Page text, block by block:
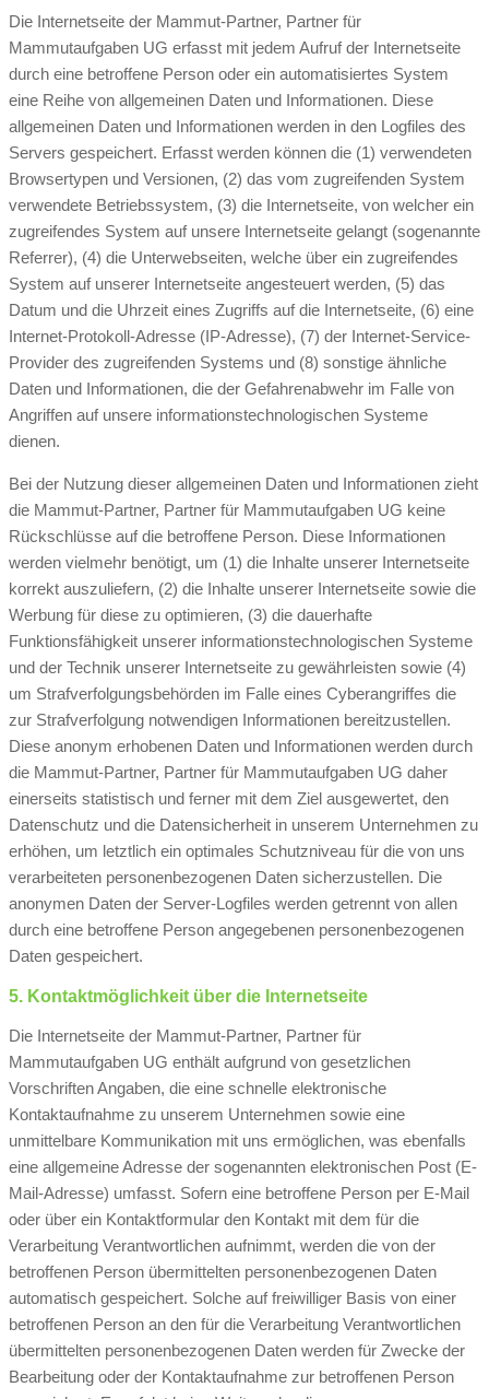
Die Internetseite der Mammut-Partner, Partner für
Mammutaufgaben UG erfasst mit jedem Aufruf der Internetseite
durch eine betroffene Person oder ein automatisiertes System
eine Reihe von allgemeinen Daten und Informationen. Diese
allgemeinen Daten und Informationen werden in den Logfiles des
Servers gespeichert. Erfasst werden können die (1) verwendeten
Browsertypen und Versionen, (2) das vom zugreifenden System
verwendete Betriebssystem, (3) die Internetseite, von welcher ein
zugreifendes System auf unsere Internetseite gelangt (sogenannte
Referrer), (4) die Unterwebseiten, welche über ein zugreifendes
System auf unserer Internetseite angesteuert werden, (5) das
Datum und die Uhrzeit eines Zugriffs auf die Internetseite, (6) eine
Internet-Protokoll-Adresse (IP-Adresse), (7) der Internet-Service-
Provider des zugreifenden Systems und (8) sonstige ähnliche
Daten und Informationen, die der Gefahrenabwehr im Falle von
Angriffen auf unsere informationstechnologischen Systeme
dienen.
Bei der Nutzung dieser allgemeinen Daten und Informationen zieht
die Mammut-Partner, Partner für Mammutaufgaben UG keine
Rückschlüsse auf die betroffene Person. Diese Informationen
werden vielmehr benötigt, um (1) die Inhalte unserer Internetseite
korrekt auszuliefern, (2) die Inhalte unserer Internetseite sowie die
Werbung für diese zu optimieren, (3) die dauerhafte
Funktionsfähigkeit unserer informationstechnologischen Systeme
und der Technik unserer Internetseite zu gewährleisten sowie (4)
um Strafverfolgungsbehörden im Falle eines Cyberangriffes die
zur Strafverfolgung notwendigen Informationen bereitzustellen.
Diese anonym erhobenen Daten und Informationen werden durch
die Mammut-Partner, Partner für Mammutaufgaben UG daher
einerseits statistisch und ferner mit dem Ziel ausgewertet, den
Datenschutz und die Datensicherheit in unserem Unternehmen zu
erhöhen, um letztlich ein optimales Schutzniveau für die von uns
verarbeiteten personenbezogenen Daten sicherzustellen. Die
anonymen Daten der Server-Logfiles werden getrennt von allen
durch eine betroffene Person angegebenen personenbezogenen
Daten gespeichert.
5. Kontaktmöglichkeit über die Internetseite
Die Internetseite der Mammut-Partner, Partner für
Mammutaufgaben UG enthält aufgrund von gesetzlichen
Vorschriften Angaben, die eine schnelle elektronische
Kontaktaufnahme zu unserem Unternehmen sowie eine
unmittelbare Kommunikation mit uns ermöglichen, was ebenfalls
eine allgemeine Adresse der sogenannten elektronischen Post (E-
Mail-Adresse) umfasst. Sofern eine betroffene Person per E-Mail
oder über ein Kontaktformular den Kontakt mit dem für die
Verarbeitung Verantwortlichen aufnimmt, werden die von der
betroffenen Person übermittelten personenbezogenen Daten
automatisch gespeichert. Solche auf freiwilliger Basis von einer
betroffenen Person an den für die Verarbeitung Verantwortlichen
übermittelten personenbezogenen Daten werden für Zwecke der
Bearbeitung oder der Kontaktaufnahme zur betroffenen Person